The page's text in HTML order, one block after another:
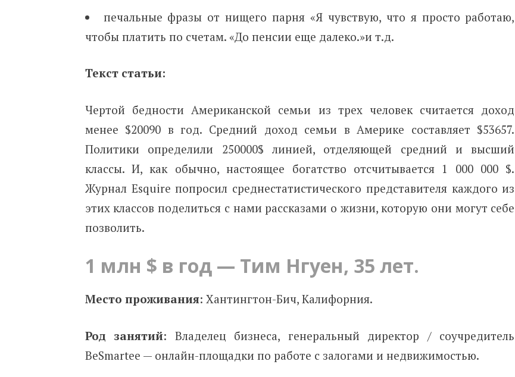
печальные фразы от нищего парня «Я чувствую, что я просто работаю,
чтобы платить по счетам. «До пенсии еще далеко.»и т.д.
Текст статьи:
Чертой бедности Американской семьи из трех человек считается доход
менее $20090 в год. Средний доход семьи в Америке составляет $53657.
Политики определили 250000$ линией, отделяющей средний и высший
классы. И, как обычно, настоящее богатство отсчитывается 1 000 000 $.
Журнал Esquire попросил среднестатистического представителя каждого из
этих классов поделиться с нами рассказами о жизни, которую они могут себе
позволить.
1 млн $ в год — Тим Нгуен, 35 лет.
Место проживания: Хантингтон-Бич, Калифорния.
Род занятий: Владелец бизнеса, генеральный директор / соучредитель
BeSmartee — онлайн-площадки по работе с залогами и недвижимостью.